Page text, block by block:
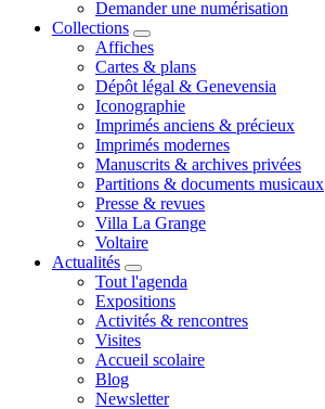
Demander une numérisation
Collections
Affiches
Cartes & plans
Dépôt légal & Genevensia
Iconographie
Imprimés anciens & précieux
Imprimés modernes
Manuscrits & archives privées
Partitions & documents musicaux
Presse & revues
Villa La Grange
Voltaire
Actualités
Tout l'agenda
Expositions
Activités & rencontres
Visites
Accueil scolaire
Blog
Newsletter